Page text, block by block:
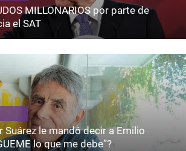
MILLONARIOS por parte de
el SAT
Suárez le mandó decir a Emilio
lo que me debe”?